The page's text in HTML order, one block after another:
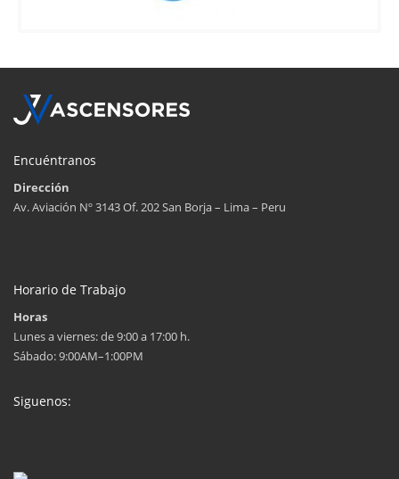
Encuéntranos
Dirección
Av. Aviación Nº 3143 Of. 202 San Borja – Lima – Peru
Horario de Trabajo
Horas
Lunes a viernes: de 9:00 a 17:00 h.
Sábado: 9:00AM–1:00PM
Siguenos: